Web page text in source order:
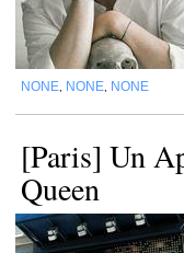
NONE NONE NONE
[Paris] Un
Queen